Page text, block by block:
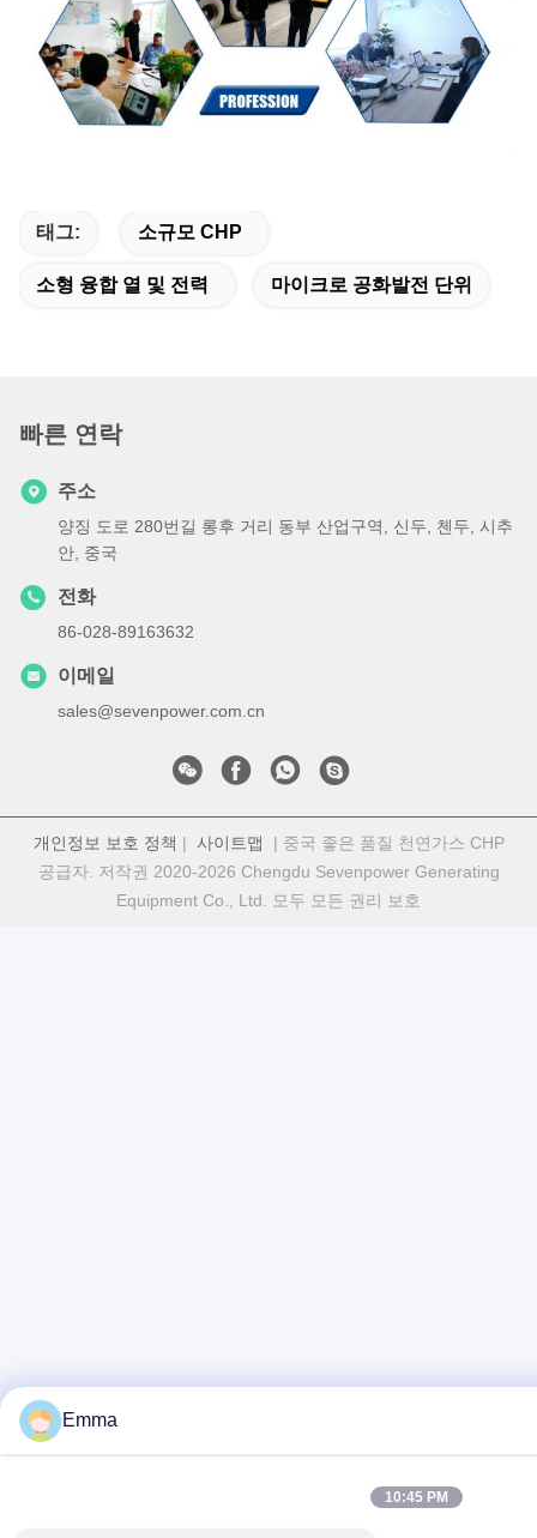
태그: 소규모 CHP
소형 융합 열 및 전력 마이크로 공화발전 단위
빠른 연락
주소
양징 도로 280번길 롱후 거리 동부 산업구역, 신두, 첸두, 시추
안, 중국
전화
86-028-89163632
이메일
sales@sevenpower.com.cn
개인정보 보호 정책 | 사이트맵 | 중국 좋은 품질 천연가스 CHP
공급자. 저작권 2020-2026 Chengdu Sevenpower Generating
Equipment Co., Ltd. 모두 모든 권리 보호
Emma
10:45 PM